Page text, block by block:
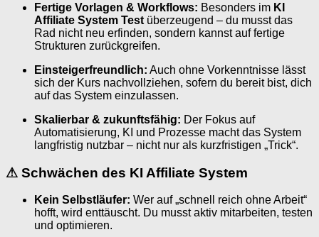
Fertige Vorlagen & Workflows: Besonders im KI
Affiliate System Test überzeugend – du musst das
Rad nicht neu erfinden, sondern kannst auf fertige
Strukturen zurückgreifen.
Einsteigerfreundlich: Auch ohne Vorkenntnisse lässt
sich der Kurs nachvollziehen, sofern du bereit bist, dich
auf das System einzulassen.
Skalierbar & zukunftsfähig: Der Fokus auf
Automatisierung, KI und Prozesse macht das System
langfristig nutzbar – nicht nur als kurzfristigen „Trick“.
⚠ Schwächen des KI Affiliate System
Kein Selbstläufer: Wer auf „schnell reich ohne Arbeit“
hofft, wird enttäuscht. Du musst aktiv mitarbeiten, testen
und optimieren.